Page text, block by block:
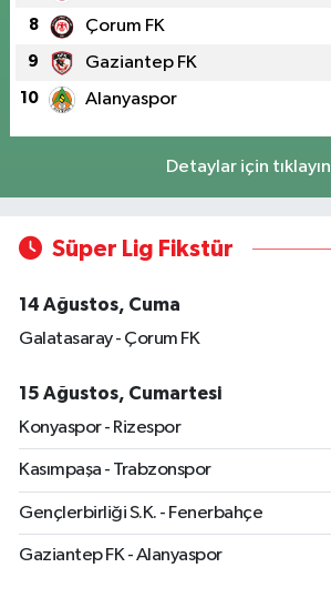
8 Çorum FK
9 Gaziantep FK
10 Alanyaspor
Detaylar için tıklayın
Süper Lig Fikstür
14 Ağustos, Cuma
Galatasaray - Çorum FK
15 Ağustos, Cumartesi
Konyaspor - Rizespor
Kasımpaşa - Trabzonspor
Gençlerbirliği S.K. - Fenerbahçe
Gaziantep FK - Alanyaspor